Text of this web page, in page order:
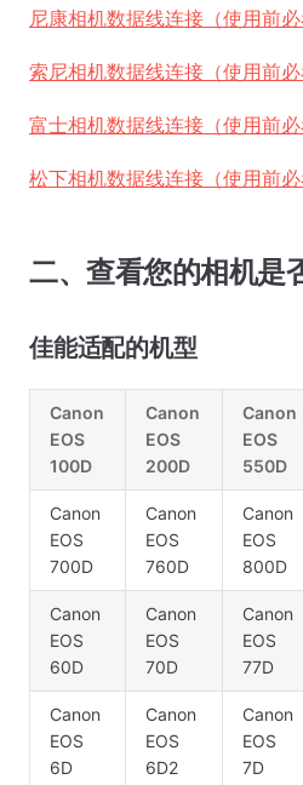
尼康相机数据线连接（使用前必
索尼相机数据线连接（使用前必
富士相机数据线连接（使用前必
松下相机数据线连接（使用前必
二、查看您的相机是
佳能适配的机型
Canon
EOS
100D
Canon
EOS
200D
Canon
EOS
550D
Canon
EOS
700D
Canon
EOS
760D
Canon
EOS
800D
Canon
EOS
60D
Canon
EOS
70D
Canon
EOS
77D
Canon
EOS
6D
Canon
EOS
6D2
Canon
EOS
7D